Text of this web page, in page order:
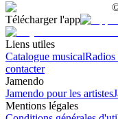
Télécharger l'app
Liens utiles
Catalogue musicalRadios
contacter
Jamendo
Jamendo pour les artistes
Mentions légales